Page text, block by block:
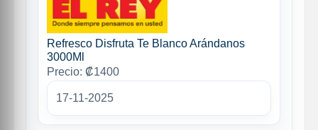
Refresco Disfruta Te Blanco Arándanos
3000Ml
Precio: ₡1400
17-11-2025